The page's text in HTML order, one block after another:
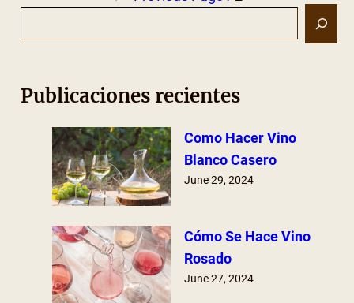
e
c
Publicaciones recientes
Como Hacer Vino
Blanco Casero
June 29, 2024
Cómo Se Hace Vino
Rosado
June 27, 2024